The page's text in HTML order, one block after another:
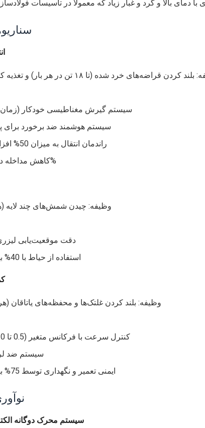
دمای بالا و گرد و غبار زیاد که معمولاً در تأسیسات
کردن قراضه‌های خرد شده (تا ۱۸ تن در هر بار) و تغذیه کوره فولادسازی
سیستم گیرش مغناطیسی خودکار (زمان پاسخ ≤
سیستم هوشمند ضد برخورد برای
راندمان انتقال به میزان 50% افزایش یافته است
کاهش مداخله دستی توسط 80%
وظیفه: چیدن شمش‌های چند لایه
دقت موقعیت‌یابی لیزری ±10
استفاده از حیاط با 40% بهبود یافته است
وظیفه: بلند کردن غلتک‌ها و محفظه‌های یاتاقان (هر کدام
کنترل سرعت با فرکانس متغیر (0.5 تا 10 متر بر دقیقه)
سیستم ضد
ایمنی تعمیر و نگهداری توسط 75% بهبود یافته است
سیستم محرک دوگانه